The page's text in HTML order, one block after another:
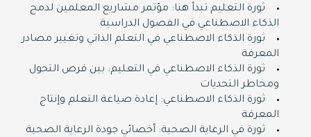
ثورة التعليم تبدأ هنا: مؤتمر مشاريع المعلمين لدمج
الذكاء الاصطناعي في الفصول الدراسية
ثورة الذكاء الاصطناعي في التعلم الذاتي وتغيير مصادر
المعرفة
ثورة الذكاء الاصطناعي في التعليم: بين فرص التحول
ومخاطر التحديات
ثورة الذكاء الاصطناعي: إعادة صياغة التعلم وإنتاج
المعرفة
ثورة في الرعاية الصحية: أخصائي جودة الرعاية الصحية